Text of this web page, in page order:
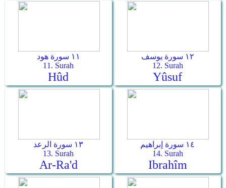
١١ سورة هود
11. Surah
Hûd
١٢ سورة يوسف
12. Surah
Yûsuf
١٣ سورة الرعد
13. Surah
Ar-Ra'd
١٤ سورة إبراهيم
14. Surah
Ibrahîm